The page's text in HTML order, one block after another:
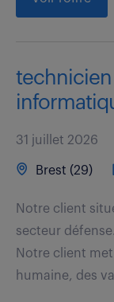
31 juillet 2026
Brest (29)
Notre client
secteur
Notre client
humaine, des